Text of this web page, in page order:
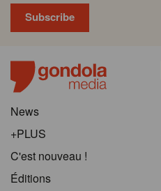
News
+PLUS
C'est nouveau !
Éditions